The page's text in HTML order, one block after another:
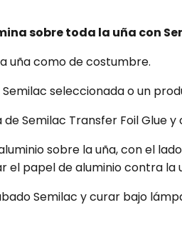
sobre toda la uña con
uña como de costumbre.
seleccionada o un
Semilac Transfer Foil Glue
sobre la uña, con el
el papel de aluminio contra la
Semilac y curar bajo